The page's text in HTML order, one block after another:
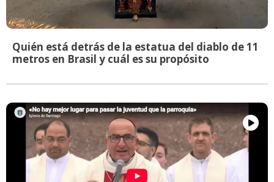
Quién está detrás de la estatua del diablo de 11
metros en Brasil y cuál es su propósito